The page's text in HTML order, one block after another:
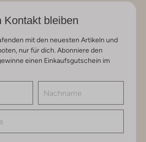
Kontakt bleiben
mit den neuesten Artikeln und
nur für dich. Abonniere den
einen Einkaufsgutschein im